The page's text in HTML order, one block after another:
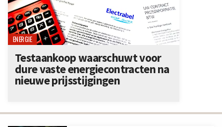
ENERGIE
Testaankoop waarschuwt voor
dure vaste energiecontracten na
nieuwe prijsstijgingen